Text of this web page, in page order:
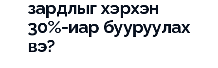
зардлыг хэрхэн
30%-иар бууруулах
вэ?